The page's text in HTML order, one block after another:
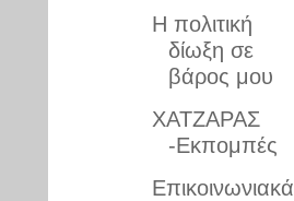
Η πολιτική
δίωξη σε
βάρος μου
ΧΑΤΖΑΡΑΣ
-Εκπομπές
Επικοινωνιακά